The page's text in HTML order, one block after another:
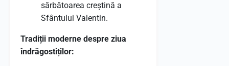
sărbătoarea creștină a
Sfântului Valentin.
Tradiții moderne despre ziua
îndrăgostiților: